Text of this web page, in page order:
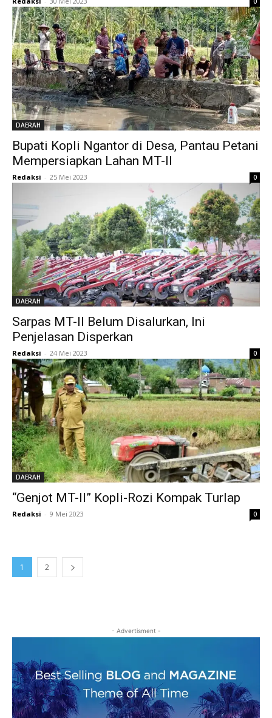
DAERAH
Bupati Kopli Ngantor di Desa, Pantau Petani
Mempersiapkan Lahan MT-II
Redaksi - 25 Mei 2023 0
DAERAH
Sarpas MT-II Belum Disalurkan, Ini
Penjelasan Disperkan
Redaksi - 24 Mei 2023 0
DAERAH
“Genjot MT-II” Kopli-Rozi Kompak Turlap
Redaksi - 9 Mei 2023 0
1 2
- Advertisment -